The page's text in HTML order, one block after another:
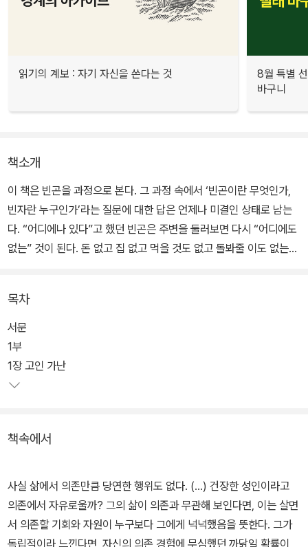
읽기의 계보 : 자기 자신을 쓴다는 것
8월 특별
바구니
책소개
이 책은 빈곤을 과정으로 본다. 그 과정 속에서 ‘빈곤이란 무엇인가,
빈자란 누구인가’라는 질문에 대한 답은 언제나 미결인 상태로 남는
다. “어디에나 있다”고 했던 빈곤은 주변을 둘러보면 다시 “어디에도
없는” 것이 된다. 돈 없고 집 없고 먹을 것도 없고 돌봐줄 이도 없는
패하고 내려진 답을 거듭 번복하면서, 빈곤은 빈자에게 그렇듯 독자
에게도 과정이 된다. 그것은 어떤 과정일까?
도시 빈민, 공장노동자, 수급자, 불안한 청년, 농민공, 이주자, 여성,
토착민, 노예, 그리고 역사 이전부터 착취당해온 비인간까지…… 이
의 생활을 일정 기간 지켜보고 그의 생애 발걸음에 보폭을 맞추다 보
메우려는 끝없는 분전이라는 것을 알 수 있다. 주어진 조건이 어찌됐
건 취약한 존재가 세계 속에서 진정한 자기 자리를 찾기 위해 부단히
노력하는 과정, 그것이 빈곤이라고 20년간 빈곤을 연구해온 저자는
이야기한다.
목차
서문
1부
1장 고인 가난
책속에서
사실 삶에서 의존만큼 당연한 행위도 없다. (…) 건장한 성인이라고
의존에서 자유로울까? 그의 삶이 의존과 무관해 보인다면, 이는 살면
서 의존할 기회와 자원이 누구보다 그에게 넉넉했음을 뜻한다. 그가
독립적이라 느낀다면, 자신의 의존 경험에 무심했던 까닭일 확률이